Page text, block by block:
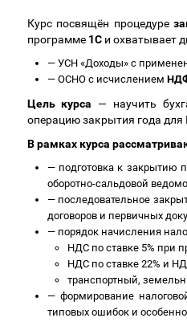
Курс посвящён процедуре
программе 1Си охватывает
—УСН «Доходы» с
—ОСНО с исчислением
Цель курса — научить
операцию закрытия года
В рамках курса
—подготовка к закрытию
оборотно-сальдовой
—последовательное
договоров и первичных
—порядок начисления
НДС по ставке 5% при
НДС по ставке 22% и
транспортный,
—формирование
типовых ошибок и